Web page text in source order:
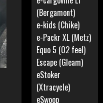
(Bergamont)
e-kids (Chike)
e-Packr XL (Metz)
Equo 5 (O2 feel)
Escape (Gleam)
eStoker
(Xtracycle)
eSwoop